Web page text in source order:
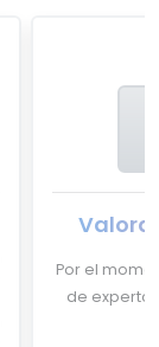
Por el
de expertos